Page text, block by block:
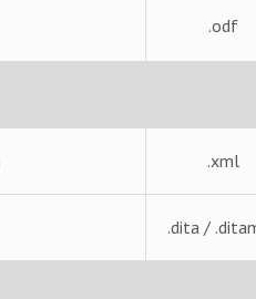
.odf
.xml
.dita /